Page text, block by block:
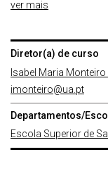
ver mais
Diretor(a) de curso
Isabel Maria
imonteiro@ua.pt
Departamentos/
Escola Superior de